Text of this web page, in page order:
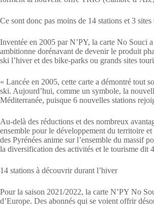
Ce sont donc pas moins de 14 stations et 3
Inventée en 2005 par N’PY, la carte No Souci
ambitionne dorénavant de devenir le produit
ski l’hiver et des bike-parks ou grands sites
« Lancée en 2005, cette carte a démontré tout
ski. Aujourd’hui, comme un symbole, la
Méditerranée, puisque 6 nouvelles stations
Au-delà des réductions et des nombreux
ensemble pour le développement du territoire
des Pyrénées anime sur l’ensemble du massif
la diversification des activités et le tourisme dit
14 stations à découvrir durant l’hiver
Pour la saison 2021/2022, la carte N’PY No
d’Europe. Des abonnés qui se voient offrir